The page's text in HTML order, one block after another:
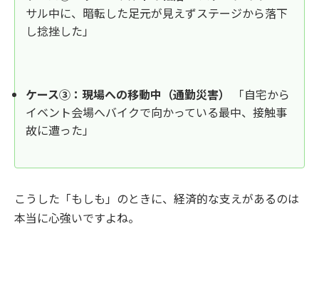
サル中に、暗転した足元が見えずステージから落下
し捻挫した」
ケース③：現場への移動中（通勤災害）
「自宅から
イベント会場へバイクで向かっている最中、接触事
故に遭った」
こうした「もしも」のときに、経済的な支えがあるのは
本当に心強いですよね。